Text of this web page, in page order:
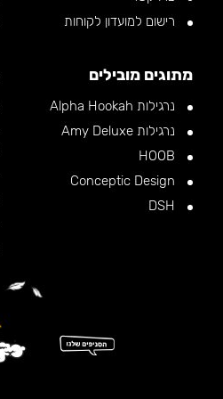
רישום למועדון לקוחות
מתוגים מובילים
נרגילות Alpha Hookah
נרגילות Amy Deluxe